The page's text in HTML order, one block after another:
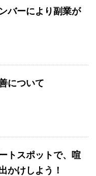
バーにより副業が
について
トスポットで、喧
かけしよう！